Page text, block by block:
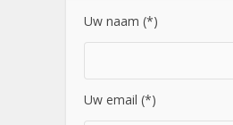
Uw naam (*)
Uw email (*)